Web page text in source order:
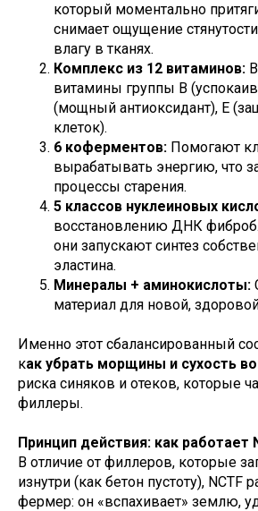
который моментально
снимает ощущение
влагу в тканях.
Комплекс из 12 витаминов:
витамины группы B
(мощный антиоксидант), E
клеток).
6 коферментов: Помогают
вырабатывать энергию, что
процессы старения.
5 классов нуклеиновых
восстановлению ДНК
они запускают синтез
эластина.
Минералы + аминокислоты:
материал для новой,
Именно этот сбалансированный
как убрать морщины и сухость
риска синяков и отеков, которые
филлеры.
Принцип действия: как работает
В отличие от филлеров, которые
изнутри (как бетон пустоту), NCTF
фермер: он «вспахивает» землю,